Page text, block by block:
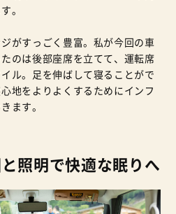
。
がすっごく豊富。私が今回の車
のは後部座席を立てて、運転席
ル。足を伸ばして寝ることがで
地をよりよくするためにインフ
ます。
照明で快適な眠りへ